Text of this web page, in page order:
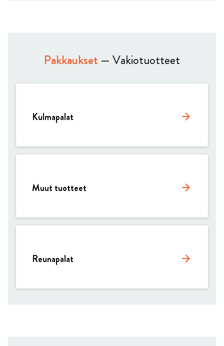
Pakkaukset — Vakiotuotteet
Kulmapalat arrow_forward
Muut tuotteet arrow_forward
Reunapalat arrow_forward